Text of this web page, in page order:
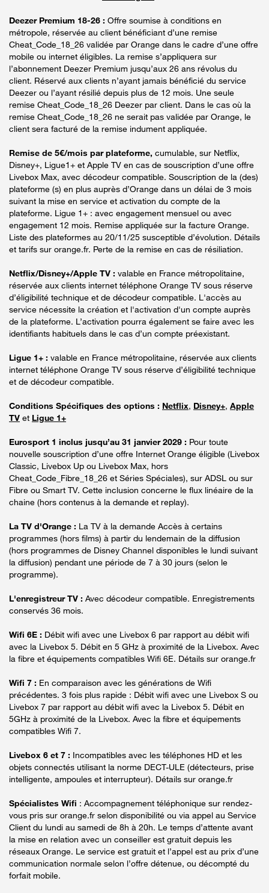
Deezer Premium 18-26 : Offre soumise à conditions en
métropole, réservée au client bénéficiant d’une remise
Cheat_Code_18_26 validée par Orange dans le cadre d’une offre
mobile ou internet éligibles. La remise s’appliquera sur
l’abonnement Deezer Premium jusqu’aux 26 ans révolus du
client. Réservé aux clients n’ayant jamais bénéficié du service
Deezer ou l’ayant résilié depuis plus de 12 mois. Une seule
remise Cheat_Code_18_26 Deezer par client. Dans le cas où la
remise Cheat_Code_18_26 ne serait pas validée par Orange, le
client sera facturé de la remise indument appliquée.
Remise de 5€/mois par plateforme, cumulable, sur Netflix,
Disney+, Ligue1+ et Apple TV en cas de souscription d’une offre
Livebox Max, avec décodeur compatible. Souscription de la (des)
plateforme (s) en plus auprès d’Orange dans un délai de 3 mois
suivant la mise en service et activation du compte de la
plateforme. Ligue 1+ : avec engagement mensuel ou avec
engagement 12 mois. Remise appliquée sur la facture Orange.
Liste des plateformes au 20/11/25 susceptible d’évolution. Détails
et tarifs sur orange.fr. Perte de la remise en cas de résiliation.
Netflix/Disney+/Apple TV : valable en France métropolitaine,
réservée aux clients internet téléphone Orange TV sous réserve
d’éligibilité technique et de décodeur compatible. L'accès au
service nécessite la création et l'activation d'un compte auprès
de la plateforme. L’activation pourra également se faire avec les
identifiants habituels dans le cas d’un compte préexistant.
Ligue 1+ : valable en France métropolitaine, réservée aux clients
internet téléphone Orange TV sous réserve d’éligibilité technique
et de décodeur compatible.
Conditions Spécifiques des options : Netflix, Disney+, Apple
TV et Ligue 1+
Eurosport 1 inclus jusqu’au 31 janvier 2029 : Pour toute
nouvelle souscription d’une offre Internet Orange éligible (Livebox
Classic, Livebox Up ou Livebox Max, hors
Cheat_Code_Fibre_18_26 et Séries Spéciales), sur ADSL ou sur
Fibre ou Smart TV. Cette inclusion concerne le flux linéaire de la
chaine (hors contenus à la demande et replay).
La TV d'Orange : La TV à la demande Accès à certains
programmes (hors films) à partir du lendemain de la diffusion
(hors programmes de Disney Channel disponibles le lundi suivant
la diffusion) pendant une période de 7 à 30 jours (selon le
programme).
L'enregistreur TV : Avec décodeur compatible. Enregistrements
conservés 36 mois.
Wifi 6E : Débit wifi avec une Livebox 6 par rapport au débit wifi
avec la Livebox 5. Débit en 5 GHz à proximité de la Livebox. Avec
la fibre et équipements compatibles Wifi 6E. Détails sur orange.fr
Wifi 7 : En comparaison avec les générations de Wifi
précédentes. 3 fois plus rapide : Débit wifi avec une Livebox S ou
Livebox 7 par rapport au débit wifi avec la Livebox 5. Débit en
5GHz à proximité de la Livebox. Avec la fibre et équipements
compatibles Wifi 7.
Livebox 6 et 7 : Incompatibles avec les téléphones HD et les
objets connectés utilisant la norme DECT-ULE (détecteurs, prise
intelligente, ampoules et interrupteur). Détails sur orange.fr
Spécialistes Wifi : Accompagnement téléphonique sur rendez-
vous pris sur orange.fr selon disponibilité ou via appel au Service
Client du lundi au samedi de 8h à 20h. Le temps d’attente avant
la mise en relation avec un conseiller est gratuit depuis les
réseaux Orange. Le service est gratuit et l’appel est au prix d’une
communication normale selon l’offre détenue, ou décompté du
forfait mobile.